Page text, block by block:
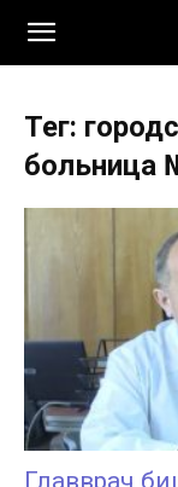
KLOOP.KG
Кыргызстана
Тег:
больница